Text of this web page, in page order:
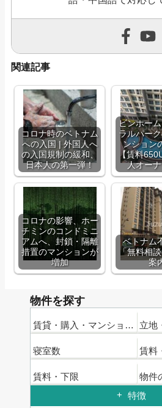
関連記事
コロナ時のベトナム
への入国 | 外国人へ
の入国規制の緩和、
日本人の第一弾！
ビンホー
ラルパー
ンション
【賃料
人オー
コロナの影響、ホー
チミンのコンドミニ
アムへ、封鎖・隔離
措置のマンションが
増加
ベトナム
「無料相
案
物件を探す
賃貸・購入・マンション名 立地
寝室数 賃料
賃料・下限
物件
特徴